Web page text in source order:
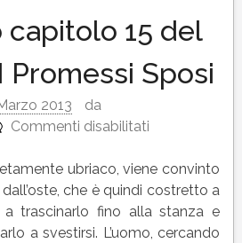
capitolo 15 del
Promessi Sposi
2013
da
Commenti disabilitati
capitolo
15
del
romanzo
ubriaco, viene convinto
che è quindi costretto a
trascinarlo fino alla stanza e
a svestirsi. L’uomo, cercando